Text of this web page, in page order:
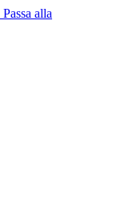
Passa alla